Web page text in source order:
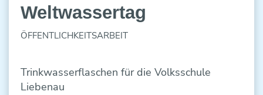
23
MAR
Weltwassertag
ÖFFENTLICHKEITSARBEIT
Trinkwasserflaschen für die Volksschule
Liebenau